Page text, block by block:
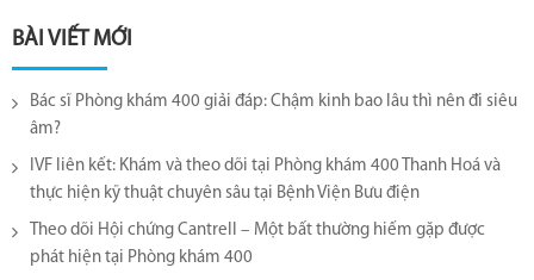
BÀI VIẾT MỚI
Bác sĩ Phòng khám 400 giải đáp: Chậm kinh bao lâu thì nên đi siêu
âm?
IVF liên kết: Khám và theo dõi tại Phòng khám 400 Thanh Hoá và
thực hiện kỹ thuật chuyên sâu tại Bệnh Viện Bưu điện
Theo dõi Hội chứng Cantrell – Một bất thường hiếm gặp được
phát hiện tại Phòng khám 400